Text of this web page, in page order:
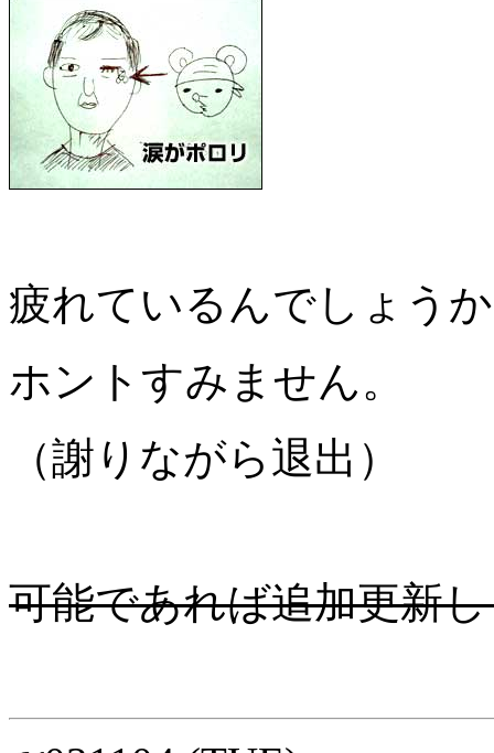
疲れているんでしょう
ホントすみません。
（謝りながら退出）
可能であれば追加更新